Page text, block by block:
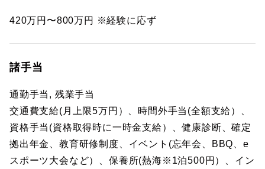
420万円〜800万円 ※経験に応ず
諸手当
通勤手当, 残業手当
交通費支給(月上限5万円）、時間外手当(全額支給）、
資格手当(資格取得時に一時金支給）、健康診断、確定
拠出年金、教育研修制度、イベント(忘年会、BBQ、e
スポーツ大会など）、保養所(熱海※1泊500円）、イン